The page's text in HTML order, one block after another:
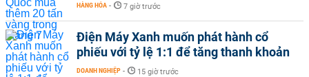
HÀNG HÓA - 7 giờ trước
Điện Máy Xanh muốn phát hành cổ
phiếu với tỷ lệ 1:1 để tăng thanh khoản
DOANH NGHIỆP - 15 giờ trước